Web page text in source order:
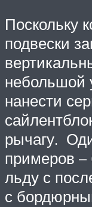
Поскольку
подвески
небольшой
нанести
рычагу.
примеров –
льду с
с